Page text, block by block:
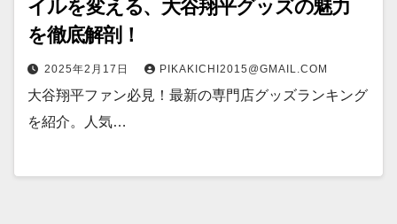
イルを変える、大谷翔平グッズの魅力
を徹底解剖！
2025年2月17日 PIKAKICHI2015@GMAIL.COM
大谷翔平ファン必見！最新の専門店グッズランキング
を紹介。人気…